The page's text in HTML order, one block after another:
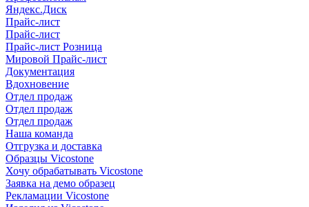
Яндекс.Диск
Прайс-лист
Прайс-лист
Прайс-лист Розница
Мировой Прайс-лист
Документация
Вдохновение
Отдел продаж
Отдел продаж
Отдел продаж
Наша команда
Отгрузка и доставка
Образцы Vicostone
Хочу обрабатывать Vicostone
Заявка на демо образец
Рекламации Vicostone